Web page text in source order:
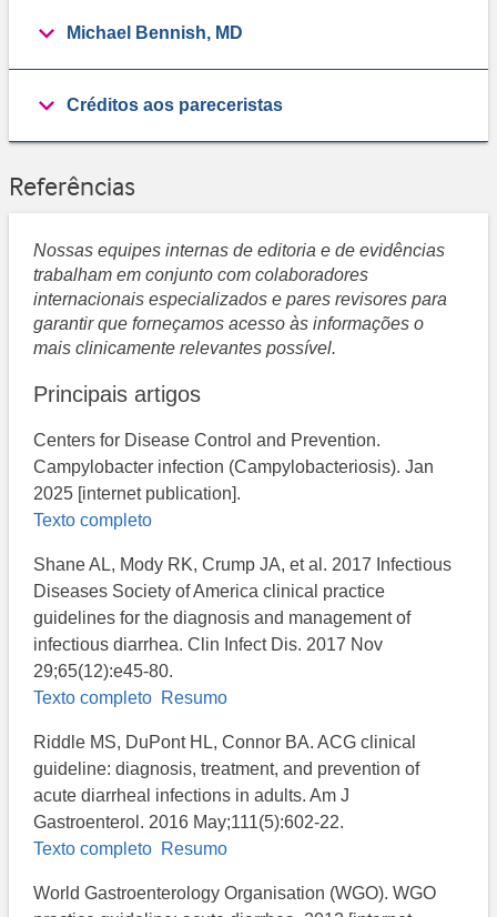
Michael Bennish, MD
Créditos aos pareceristas
Referências
Nossas equipes internas de editoria e de evidências
trabalham em conjunto com colaboradores
internacionais especializados e pares revisores para
garantir que forneçamos acesso às informações o
mais clinicamente relevantes possível.
Principais artigos
Centers​ for Disease Control and Prevention.
Campylobacter infection (Campylobacteriosis). Jan
2025 [internet publication].
Texto completo
Shane AL, Mody RK, Crump JA, et al. 2017 Infectious
Diseases Society of America clinical practice
guidelines for the diagnosis and management of
infectious diarrhea. Clin Infect Dis. 2017 Nov
29;65(12):e45-80.
Texto completo Resumo
Riddle MS, DuPont HL, Connor BA. ACG clinical
guideline: diagnosis, treatment, and prevention of
acute diarrheal infections in adults. Am J
Gastroenterol. 2016 May;111(5):602-22.
Texto completo Resumo
World Gastroenterology Organisation (WGO). WGO